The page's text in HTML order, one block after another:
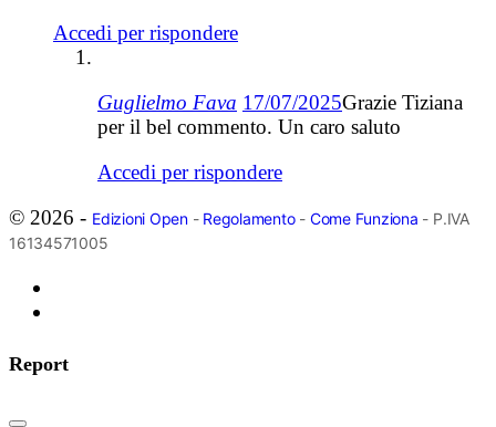
Accedi per rispondere
Guglielmo Fava 17/07/2025Grazie Tiziana
per il bel commento. Un caro saluto
Accedi per rispondere
© 2026 - Edizioni Open- Regolamento- Come Funziona - P.IVA
16134571005
Report